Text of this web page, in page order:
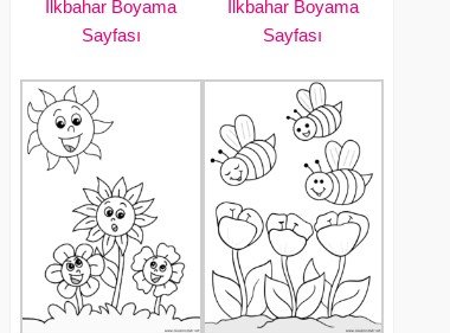
İlkbahar Boyama
Sayfası
İlkbahar Boyama
Sayfası